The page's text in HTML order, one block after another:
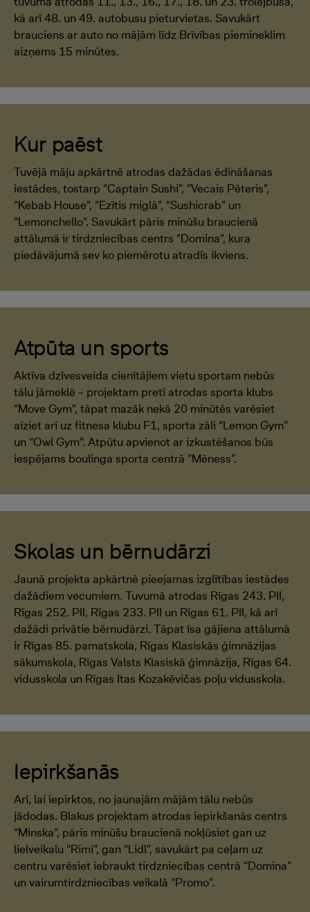
kā arī 48. un 49. autobusu pieturvietas. Savukārt
brauciens ar auto no mājām līdz Brīvības piemineklim
aizņems 15 minūtes.
Kur paēst
Tuvējā māju apkārtnē atrodas dažādas ēdināšanas
iestādes, tostarp “Captain Sushi”, “Vecais Pēteris”,
“Kebab House”, “Ezītis miglā”, “Sushicrab” un
“Lemonchello”. Savukārt pāris minūšu braucienā
attālumā ir tirdzniecības centrs “Domina”, kura
piedāvājumā sev ko piemērotu atradīs ikviens.
Atpūta un sports
Aktīva dzīvesveida cienītājiem vietu sportam nebūs
tālu jāmeklē – projektam pretī atrodas sporta klubs
“Move Gym”, tāpat mazāk nekā 20 minūtēs varēsiet
aiziet arī uz fitnesa klubu F1, sporta zāli “Lemon Gym”
un “Owl Gym”. Atpūtu apvienot ar izkustēšanos būs
iespējams boulinga sporta centrā “Mēness”.
Skolas un bērnudārzi
Jaunā projekta apkārtnē pieejamas izglītības iestādes
dažādiem vecumiem. Tuvumā atrodas Rīgas 243. PII,
Rīgas 252. PII, Rīgas 233. PII un Rīgas 61. PII, kā arī
dažādi privātie bērnudārzi. Tāpat īsa gājiena attālumā
ir Rīgas 85. pamatskola, Rīgas Klasiskās ģimnāzijas
sākumskola, Rīgas Valsts Klasiskā ģimnāzija, Rīgas 64.
vidusskola un Rīgas Itas Kozakēvičas poļu vidusskola.
Iepirkšanās
Arī, lai iepirktos, no jaunajām mājām tālu nebūs
jādodas. Blakus projektam atrodas iepirkšanās centrs
“Minska”, pāris minūšu braucienā nokļūsiet gan uz
lielveikalu “Rimi”, gan “Lidl”, savukārt pa ceļam uz
centru varēsiet iebraukt tirdzniecības centrā “Domina”
un vairumtirdzniecības veikalā “Promo”.